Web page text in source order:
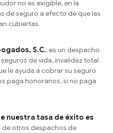
no es exigible, en la
de seguro a efecto de que las
cubiertas.
S.C., es un despacho
de vida, invalidez total
le ayuda a cobrar su seguro
paga honorarios, si no paga
nuestra tasa de éxito es
de otros despachos de